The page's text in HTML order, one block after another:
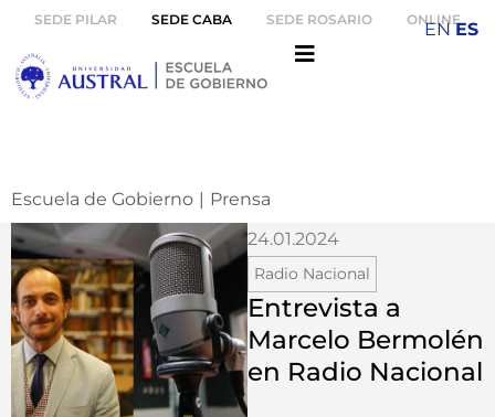
SEDE PILAR SEDE CABA SEDE ROSARIO ONLINE
Escuela de Gobierno | Prensa
24.01.2024
Radio Nacional
Entrevista a
Marcelo Bermolén
en Radio Nacional
EN ES